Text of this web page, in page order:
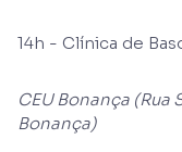
14h - Clínica de
CEU Bonança (Rua
Bonança)